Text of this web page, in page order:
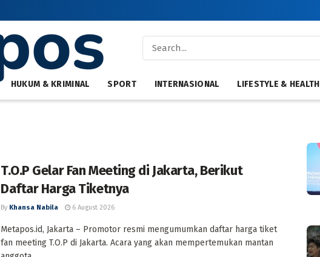
HUKUM & KRIMINAL SPORT INTERNASIONAL LIFESTYLE & HEALTH
T.O.P Gelar Fan Meeting di Jakarta, Berikut
Daftar Harga Tiketnya
By Khansa Nabila 6 August 2026
Metapos.id, Jakarta – Promotor resmi mengumumkan daftar harga tiket
fan meeting T.O.P di Jakarta. Acara yang akan mempertemukan mantan